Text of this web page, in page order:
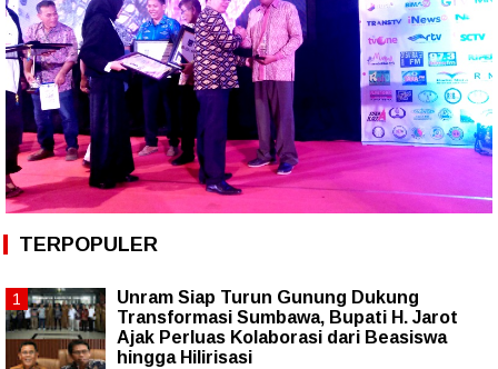
TERPOPULER
Unram Siap Turun Gunung Dukung
Transformasi Sumbawa, Bupati H. Jarot
Ajak Perluas Kolaborasi dari Beasiswa
hingga Hilirisasi